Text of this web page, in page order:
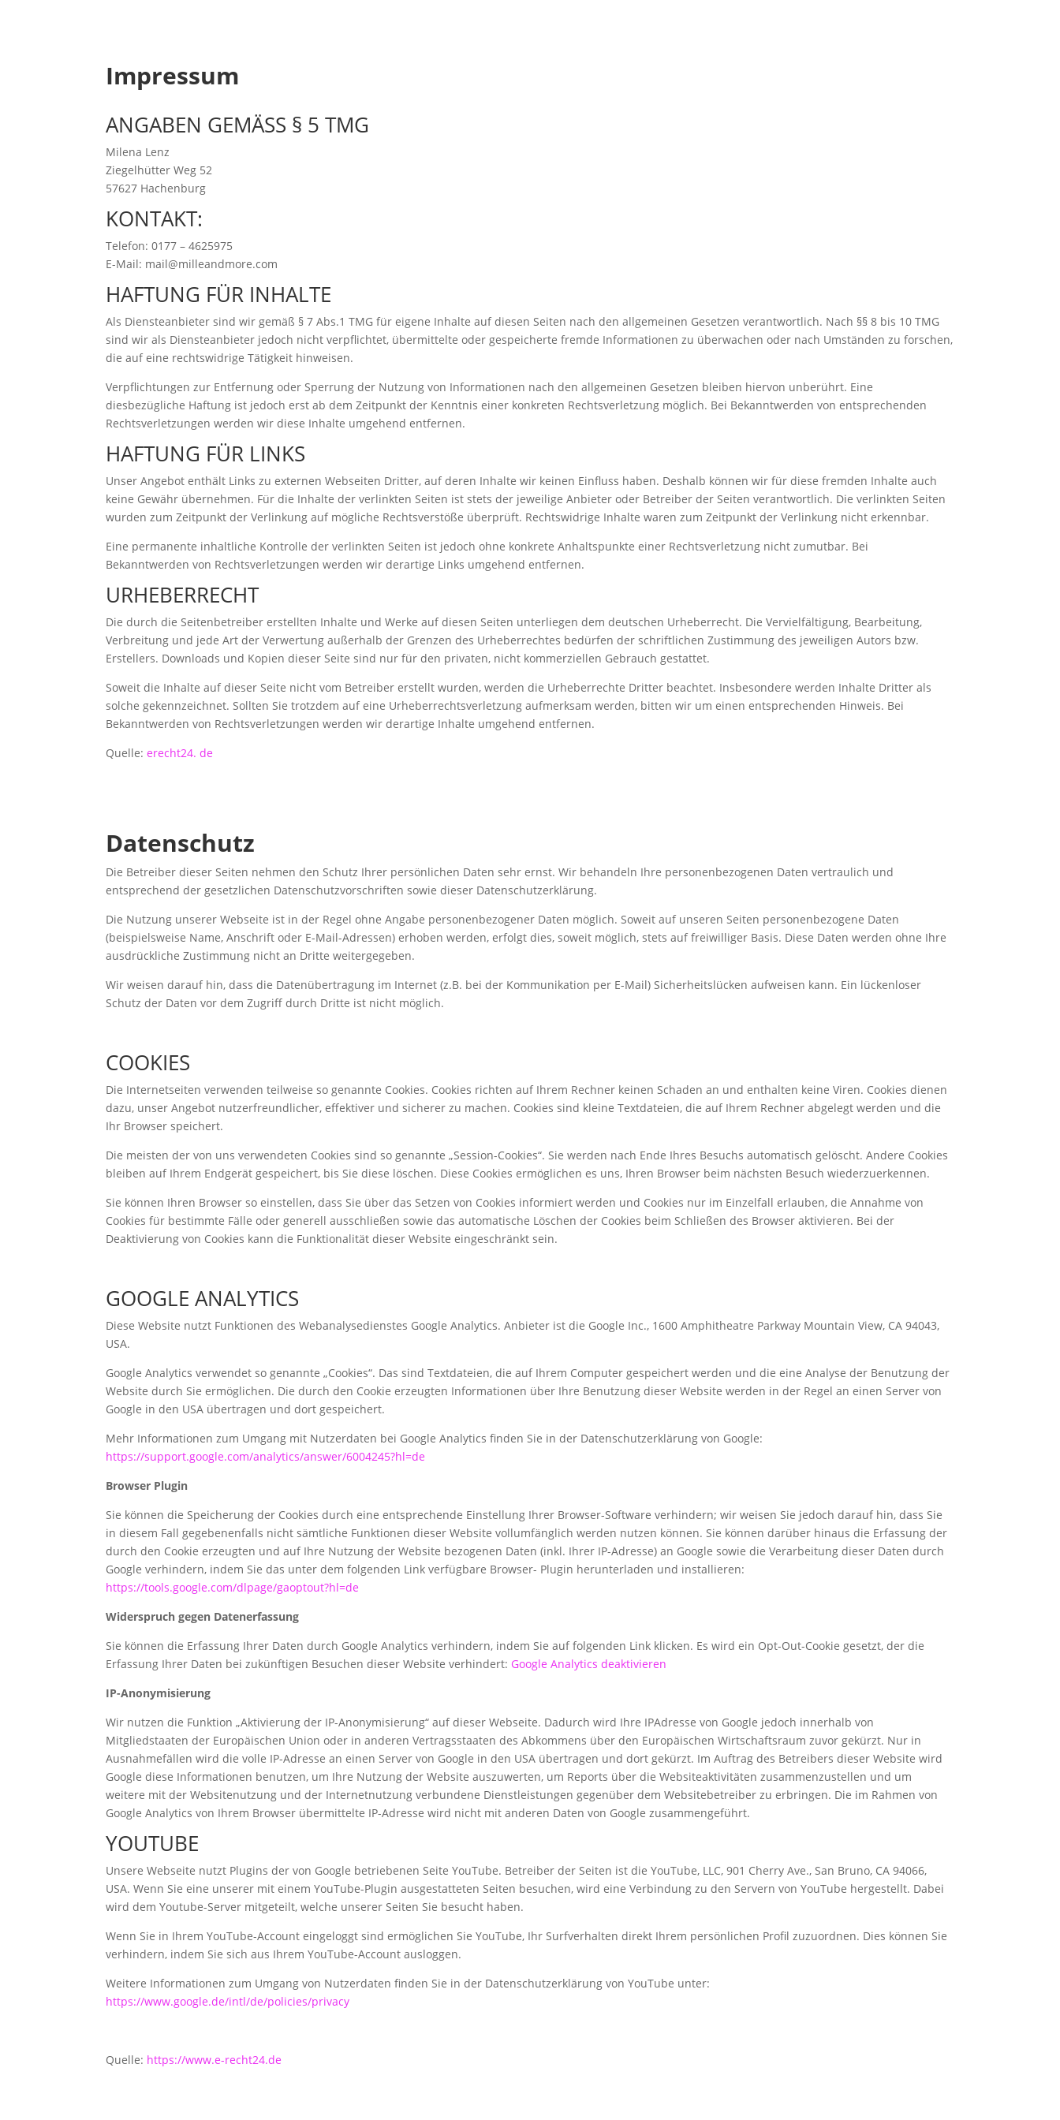
Impressum
ANGABEN GEMÄSS § 5 TMG
Milena Lenz
Ziegelhütter Weg 52
57627 Hachenburg
KONTAKT:
Telefon: 0177 – 4625975
E-Mail: mail@milleandmore.com
HAFTUNG FÜR INHALTE
Als Diensteanbieter sind wir gemäß § 7 Abs.1 TMG für eigene Inhalte auf diesen Seiten nach den allgemeinen Gesetzen verantwortlich. Nach §§ 8 bis 10 TMG
sind wir als Diensteanbieter jedoch nicht verpflichtet, übermittelte oder gespeicherte fremde Informationen zu überwachen oder nach Umständen zu forschen,
die auf eine rechtswidrige Tätigkeit hinweisen.
Verpflichtungen zur Entfernung oder Sperrung der Nutzung von Informationen nach den allgemeinen Gesetzen bleiben hiervon unberührt. Eine
diesbezügliche Haftung ist jedoch erst ab dem Zeitpunkt der Kenntnis einer konkreten Rechtsverletzung möglich. Bei Bekanntwerden von entsprechenden
Rechtsverletzungen werden wir diese Inhalte umgehend entfernen.
HAFTUNG FÜR LINKS
Unser Angebot enthält Links zu externen Webseiten Dritter, auf deren Inhalte wir keinen Einfluss haben. Deshalb können wir für diese fremden Inhalte auch
keine Gewähr übernehmen. Für die Inhalte der verlinkten Seiten ist stets der jeweilige Anbieter oder Betreiber der Seiten verantwortlich. Die verlinkten Seiten
wurden zum Zeitpunkt der Verlinkung auf mögliche Rechtsverstöße überprüft. Rechtswidrige Inhalte waren zum Zeitpunkt der Verlinkung nicht erkennbar.
Eine permanente inhaltliche Kontrolle der verlinkten Seiten ist jedoch ohne konkrete Anhaltspunkte einer Rechtsverletzung nicht zumutbar. Bei
Bekanntwerden von Rechtsverletzungen werden wir derartige Links umgehend entfernen.
URHEBERRECHT
Die durch die Seitenbetreiber erstellten Inhalte und Werke auf diesen Seiten unterliegen dem deutschen Urheberrecht. Die Vervielfältigung, Bearbeitung,
Verbreitung und jede Art der Verwertung außerhalb der Grenzen des Urheberrechtes bedürfen der schriftlichen Zustimmung des jeweiligen Autors bzw.
Erstellers. Downloads und Kopien dieser Seite sind nur für den privaten, nicht kommerziellen Gebrauch gestattet.
Soweit die Inhalte auf dieser Seite nicht vom Betreiber erstellt wurden, werden die Urheberrechte Dritter beachtet. Insbesondere werden Inhalte Dritter als
solche gekennzeichnet. Sollten Sie trotzdem auf eine Urheberrechtsverletzung aufmerksam werden, bitten wir um einen entsprechenden Hinweis. Bei
Bekanntwerden von Rechtsverletzungen werden wir derartige Inhalte umgehend entfernen.
Quelle:erecht24. de
Datenschutz
Die Betreiber dieser Seiten nehmen den Schutz Ihrer persönlichen Daten sehr ernst. Wir behandeln Ihre personenbezogenen Daten vertraulich und
entsprechend der gesetzlichen Datenschutzvorschriften sowie dieser Datenschutzerklärung.
Die Nutzung unserer Webseite ist in der Regel ohne Angabe personenbezogener Daten möglich. Soweit auf unseren Seiten personenbezogene Daten
(beispielsweise Name, Anschrift oder E-Mail-Adressen) erhoben werden, erfolgt dies, soweit möglich, stets auf freiwilliger Basis. Diese Daten werden ohne Ihre
ausdrückliche Zustimmung nicht an Dritte weitergegeben.
Wir weisen darauf hin, dass die Datenübertragung im Internet (z.B. bei der Kommunikation per E-Mail) Sicherheitslücken aufweisen kann. Ein lückenloser
Schutz der Daten vor dem Zugriff durch Dritte ist nicht möglich.
COOKIES
Die Internetseiten verwenden teilweise so genannte Cookies. Cookies richten auf Ihrem Rechner keinen Schaden an und enthalten keine Viren. Cookies dienen
dazu, unser Angebot nutzerfreundlicher, effektiver und sicherer zu machen. Cookies sind kleine Textdateien, die auf Ihrem Rechner abgelegt werden und die
Ihr Browser speichert.
Die meisten der von uns verwendeten Cookies sind so genannte „Session-Cookies“. Sie werden nach Ende Ihres Besuchs automatisch gelöscht. Andere Cookies
bleiben auf Ihrem Endgerät gespeichert, bis Sie diese löschen. Diese Cookies ermöglichen es uns, Ihren Browser beim nächsten Besuch wiederzuerkennen.
Sie können Ihren Browser so einstellen, dass Sie über das Setzen von Cookies informiert werden und Cookies nur im Einzelfall erlauben, die Annahme von
Cookies für bestimmte Fälle oder generell ausschließen sowie das automatische Löschen der Cookies beim Schließen des Browser aktivieren. Bei der
Deaktivierung von Cookies kann die Funktionalität dieser Website eingeschränkt sein.
GOOGLE ANALYTICS
Diese Website nutzt Funktionen des Webanalysedienstes Google Analytics. Anbieter ist die Google Inc., 1600 Amphitheatre Parkway Mountain View, CA 94043,
USA.
Google Analytics verwendet so genannte „Cookies“. Das sind Textdateien, die auf Ihrem Computer gespeichert werden und die eine Analyse der Benutzung der
Website durch Sie ermöglichen. Die durch den Cookie erzeugten Informationen über Ihre Benutzung dieser Website werden in der Regel an einen Server von
Google in den USA übertragen und dort gespeichert.
Mehr Informationen zum Umgang mit Nutzerdaten bei Google Analytics finden Sie in der Datenschutzerklärung von Google:
https://support.google.com/analytics/answer/6004245?hl=de
Browser Plugin
Sie können die Speicherung der Cookies durch eine entsprechende Einstellung Ihrer Browser-Software verhindern; wir weisen Sie jedoch darauf hin, dass Sie
in diesem Fall gegebenenfalls nicht sämtliche Funktionen dieser Website vollumfänglich werden nutzen können. Sie können darüber hinaus die Erfassung der
durch den Cookie erzeugten und auf Ihre Nutzung der Website bezogenen Daten (inkl. Ihrer IP-Adresse) an Google sowie die Verarbeitung dieser Daten durch
Google verhindern, indem Sie das unter dem folgenden Link verfügbare Browser- Plugin herunterladen und installieren:
https://tools.google.com/dlpage/gaoptout?hl=de
Widerspruch gegen Datenerfassung
Sie können die Erfassung Ihrer Daten durch Google Analytics verhindern, indem Sie auf folgenden Link klicken. Es wird ein Opt-Out-Cookie gesetzt, der die
Erfassung Ihrer Daten bei zukünftigen Besuchen dieser Website verhindert: Google Analytics deaktivieren
IP-Anonymisierung
Wir nutzen die Funktion „Aktivierung der IP-Anonymisierung“ auf dieser Webseite. Dadurch wird Ihre IPAdresse von Google jedoch innerhalb von
Mitgliedstaaten der Europäischen Union oder in anderen Vertragsstaaten des Abkommens über den Europäischen Wirtschaftsraum zuvor gekürzt. Nur in
Ausnahmefällen wird die volle IP-Adresse an einen Server von Google in den USA übertragen und dort gekürzt. Im Auftrag des Betreibers dieser Website wird
Google diese Informationen benutzen, um Ihre Nutzung der Website auszuwerten, um Reports über die Websiteaktivitäten zusammenzustellen und um
weitere mit der Websitenutzung und der Internetnutzung verbundene Dienstleistungen gegenüber dem Websitebetreiber zu erbringen. Die im Rahmen von
Google Analytics von Ihrem Browser übermittelte IP-Adresse wird nicht mit anderen Daten von Google zusammengeführt.
YOUTUBE
Unsere Webseite nutzt Plugins der von Google betriebenen Seite YouTube. Betreiber der Seiten ist die YouTube, LLC, 901 Cherry Ave., San Bruno, CA 94066,
USA. Wenn Sie eine unserer mit einem YouTube-Plugin ausgestatteten Seiten besuchen, wird eine Verbindung zu den Servern von YouTube hergestellt. Dabei
wird dem Youtube-Server mitgeteilt, welche unserer Seiten Sie besucht haben.
Wenn Sie in Ihrem YouTube-Account eingeloggt sind ermöglichen Sie YouTube, Ihr Surfverhalten direkt Ihrem persönlichen Profil zuzuordnen. Dies können Sie
verhindern, indem Sie sich aus Ihrem YouTube-Account ausloggen.
Weitere Informationen zum Umgang von Nutzerdaten finden Sie in der Datenschutzerklärung von YouTube unter:
https://www.google.de/intl/de/policies/privacy
Quelle: https://www.e-recht24.de